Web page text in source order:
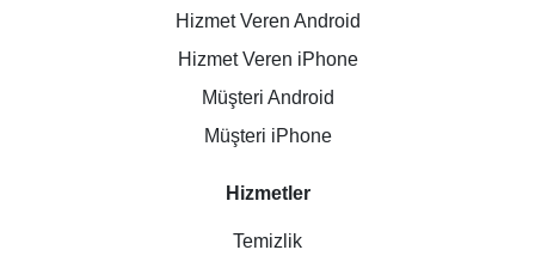
Hizmet Veren Android
Hizmet Veren iPhone
Müşteri Android
Müşteri iPhone
Hizmetler
Temizlik